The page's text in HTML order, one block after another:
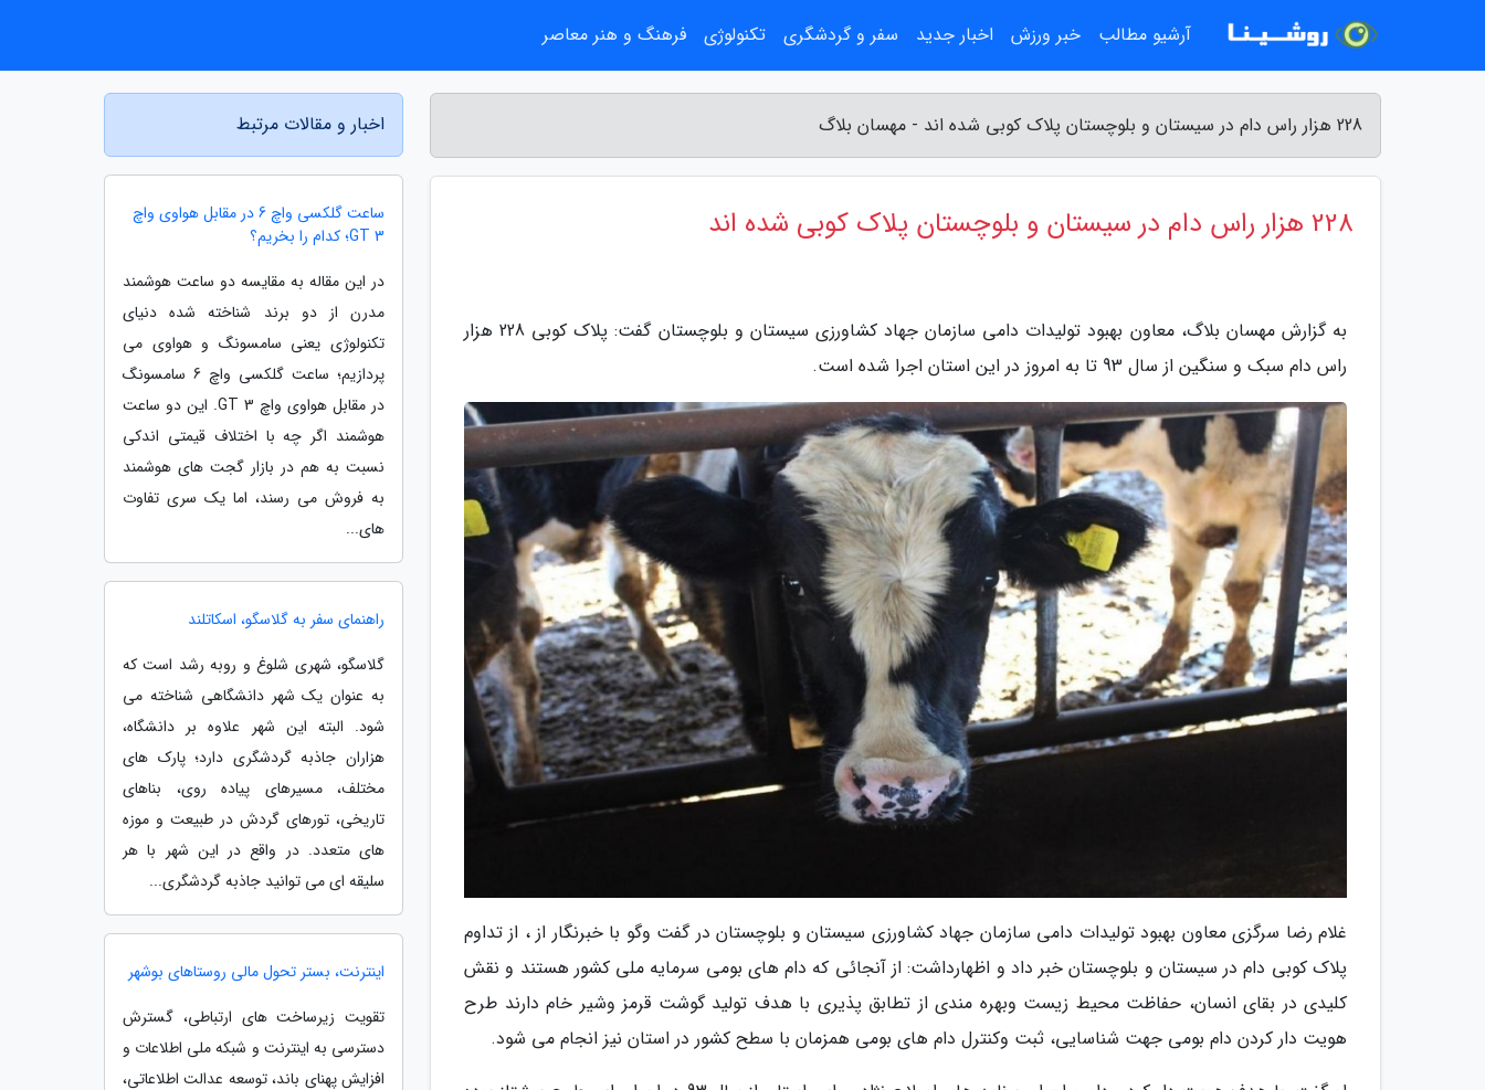
228 هزار راس دام در سیستان و بلوچستان پلاک کوبی شده اند - مهسان بلاگ
228 هزار راس دام در سیستان و بلوچستان پلاک کوبی شده اند
به گزارش مهسان بلاگ، معاون بهبود تولیدات دامی سازمان جهاد کشاورزی سیستان و بلوچستان گفت: پلاک کوبی 228 هزار
راس دام سبک و سنگین از سال 93 تا به امروز در این استان اجرا شده است.
غلام رضا سرگزی معاون بهبود تولیدات دامی سازمان جهاد کشاورزی سیستان و بلوچستان در گفت وگو با خبرنگار از ، از تداوم
پلاک کوبی دام در سیستان و بلوچستان خبر داد و اظهارداشت: از آنجائی که دام های بومی سرمایه ملی کشور هستند و نقش
کلیدی در بقای انسان، حفاظت محیط زیست وبهره مندی از تطابق پذیری با هدف تولید گوشت قرمز وشیر خام دارند طرح
هویت دار کردن دام بومی جهت شناسایی، ثبت وکنترل دام های بومی همزمان با سطح کشور در استان نیز انجام می شود.
اخبار و مقالات مرتبط
ساعت گلکسی واچ 6 در مقابل هواوی واچ
GT 3؛ کدام را بخریم؟
در این مقاله به مقایسه دو ساعت هوشمند
مدرن از دو برند شناخته شده دنیای
تکنولوژی یعنی سامسونگ و هواوی می
پردازیم؛ ساعت گلکسی واچ 6 سامسونگ
در مقابل هواوی واچ GT 3. این دو ساعت
هوشمند اگر چه با اختلاف قیمتی اندکی
نسبت به هم در بازار گجت های هوشمند
به فروش می رسند، اما یک سری تفاوت
های...
راهنمای سفر به گلاسگو، اسکاتلند
گلاسگو، شهری شلوغ و روبه رشد است که
به عنوان یک شهر دانشگاهی شناخته می
شود. البته این شهر علاوه بر دانشگاه،
هزاران جاذبه گردشگری دارد؛ پارک های
مختلف، مسیرهای پیاده روی، بناهای
تاریخی، تورهای گردش در طبیعت و موزه
های متعدد. در واقع در این شهر با هر
سلیقه ای می توانید جاذبه گردشگری...
اینترنت، بستر تحول مالی روستاهای بوشهر
تقویت زیرساخت های ارتباطی، گسترش
دسترسی به اینترنت و شبکه ملی اطلاعات و
افزایش پهنای باند، توسعه عدالت اطلاعاتی،
آرشیو مطالب خبر ورزش اخبار جدید سفر و گردشگری تکنولوژی فرهنگ و هنر معاصر